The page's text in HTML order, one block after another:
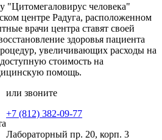
"Цитомегаловирус человека"
центре Радуга, расположенном
врачи центра ставят своей
здоровья пациента
увеличивающих расходы на
стоимость на
помощь.
или звоните
+7 (812) 382-09-77
Лабораторный пр. 20, корп. 3